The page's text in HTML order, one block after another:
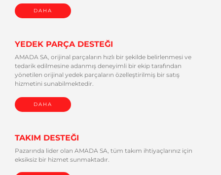
DAHA
YEDEK PARÇA DESTEĞI
AMADA SA, orijinal parçaların hızlı bir şekilde belirlenmesi ve
tedarik edilmesine adanmış deneyimli bir ekip tarafından
yönetilen orijinal yedek parçaların özelleştirilmiş bir satış
hizmetini sunabilmektedir.
DAHA
TAKIM DESTEĞI
Pazarında lider olan AMADA SA, tüm takım ihtiyaçlarınız için
eksiksiz bir hizmet sunmaktadır.